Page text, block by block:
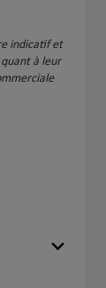
indicatif et
à leur